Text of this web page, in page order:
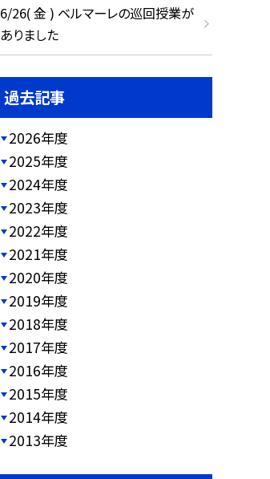
6/26( 金 ) ベルマーレの巡回授業が
ありました
過去記事
2026年度
2025年度
2024年度
2023年度
2022年度
2021年度
2020年度
2019年度
2018年度
2017年度
2016年度
2015年度
2014年度
2013年度